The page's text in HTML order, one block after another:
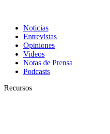
Noticias
Entrevistas
Opiniones
Videos
Notas de Prensa
Podcasts
Recursos